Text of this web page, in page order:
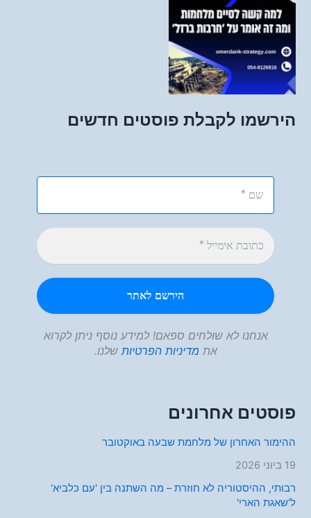
הירשמו לקבלת פוסטים חדשים
אנחנו לא שולחים ספאם! למידע נוסף ניתן לקרוא
את מדיניות הפרטיותשלנו.
פוסטים אחרונים
ההימור האחרון של מלחמת שבעה באוקטובר
19 ביוני 2026
רבותי, ההיסטוריה לא חוזרת – מה השתנה בין 'עם כלביא'
ל'שאגת הארי'